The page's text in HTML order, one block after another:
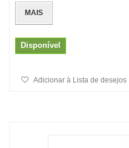
MAIS
Disponível
Adicionar à Lista de desejos